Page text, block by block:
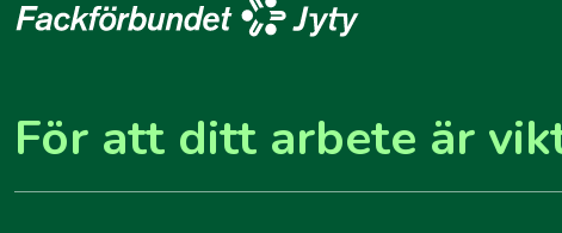
För att ditt arbete är